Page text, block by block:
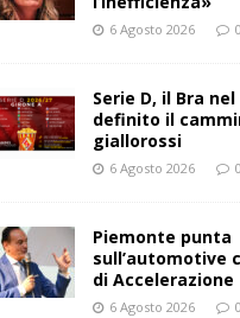
6 Agosto 2026 0
Serie D, il Bra nel
definito il
giallorossi
6 Agosto 2026 0
Piemonte punta
sull’automotive
di Accelerazione
6 Agosto 2026 0